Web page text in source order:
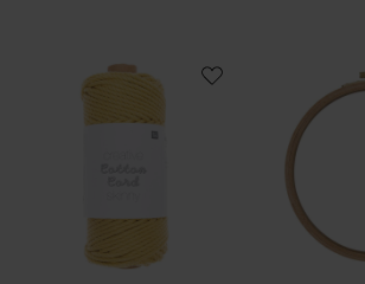
Creative Cotton Cord skinny Makramee-Garn